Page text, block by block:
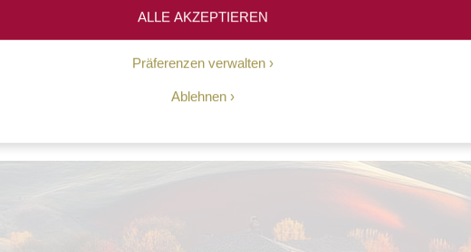
Präferenzen verwalten
Ablehnen
ALLE AKZEPTIEREN
und innovativen Spezialitäten. Charakteristisch ist
internationale Auszeichnungen bestätigen den hohen
einen festen Platz unter den führenden